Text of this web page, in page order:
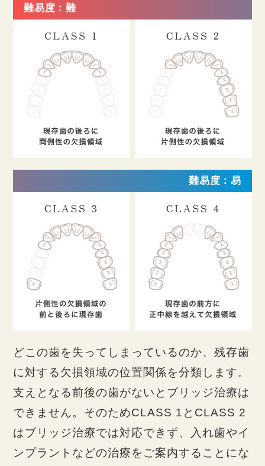
難易度：難
難易度：易
どこの歯を失ってしまっているのか、残存歯
に対する欠損領域の位置関係を分類します。
支えとなる前後の歯がないとブリッジ治療は
できません。そのためCLASS 1とCLASS 2
はブリッジ治療では対応できず、入れ歯やイ
ンプラントなどの治療をご案内することにな